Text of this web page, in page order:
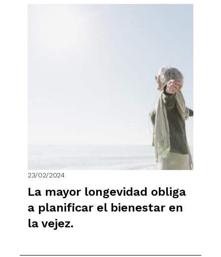
23/02/2024
La mayor longevidad obliga
a planificar el bienestar en
la vejez.